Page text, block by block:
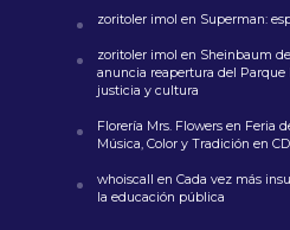
zoritoler imol en Superman:
zoritoler imol en Sheinbaum
anuncia reapertura del Parque
justicia y cultura
Florería Mrs. Flowersen Feria
Música, Color y Tradición en
whoiscall en Cada vez más
la educación pública